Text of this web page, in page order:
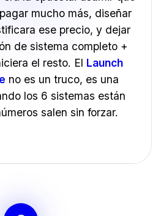
mucho más, diseñar
ese precio, y dejar
de sistema completo +
el resto. El Launch
no es un truco, es una
los 6 sistemas están
salen sin forzar.